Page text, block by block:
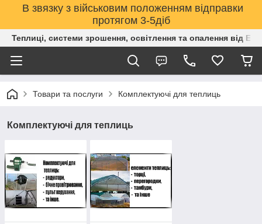
В звязку з військовим положенням відправки
протягом 3-5діб
Теплиці, системи зрошення, освітлення та опалення від
Товари та послуги Комплектуючі для теплиць
Комплектуючі для теплиць